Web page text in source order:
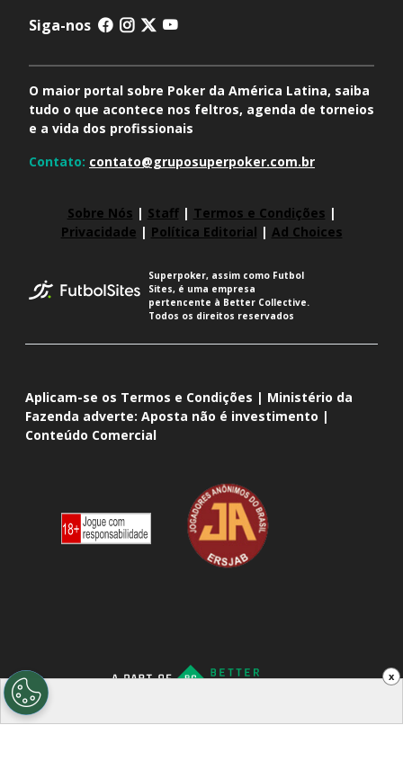
x
Siga-nos
O maior portal sobre Poker da América Latina, saiba
tudo o que acontece nos feltros, agenda de torneios
e a vida dos profissionais
Contato: contato@gruposuperpoker.com.br
Sobre Nós | Staff| Termos e Condições |
Privacidade | Política Editorial | Ad Choices
Superpoker, assim como Futbol
Sites, é uma empresa
pertencente à Better Collective.
Todos os direitos reservados
Aplicam-se os Termos e Condições | Ministério da
Fazenda adverte: Aposta não é investimento |
Conteúdo Comercial